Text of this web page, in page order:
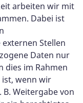
arbeiten wir mit
Dabei ist
Stellen
Daten nur
dies im Rahmen
wenn wir
Weitergabe von